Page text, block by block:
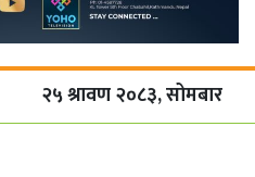
२५ श्रावण २०८३, सोमबार